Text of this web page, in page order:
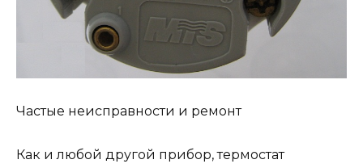
Частые неисправности и ремонт
Как и любой другой прибор, термостат